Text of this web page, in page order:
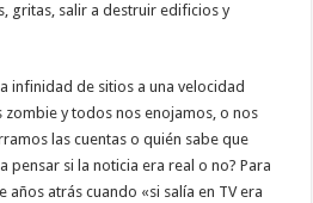
gritas, salir a destruir edificios y
infinidad de sitios a una velocidad
zombie y todos nos enojamos, o nos
las cuentas o quién sabe que
si la noticia era real o no? Para
atrás cuando «si salía en TV era